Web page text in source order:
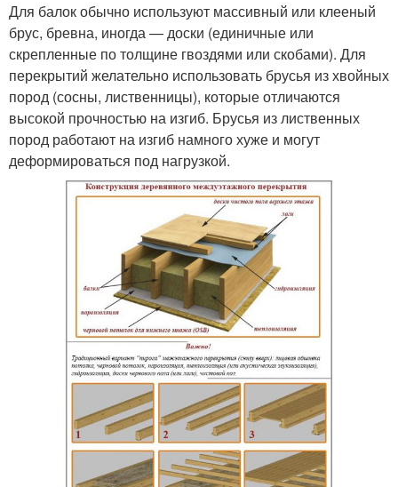
Для балок обычно используют массивный или клееный
брус, бревна, иногда — доски (единичные или
скрепленные по толщине гвоздями или скобами). Для
перекрытий желательно использовать брусья из хвойных
пород (сосны, лиственницы), которые отличаются
высокой прочностью на изгиб. Брусья из лиственных
пород работают на изгиб намного хуже и могут
деформироваться под нагрузкой.